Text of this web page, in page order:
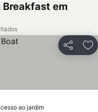
Breakfast em
Partilhar
ao jardim